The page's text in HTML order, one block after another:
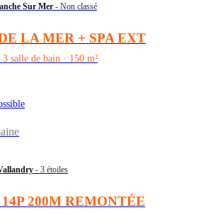
Sur Mer - Non classé
LA MER + SPA EXT
3 salle de bain · 150 m²
- 3 étoiles
200M REMONTÉE